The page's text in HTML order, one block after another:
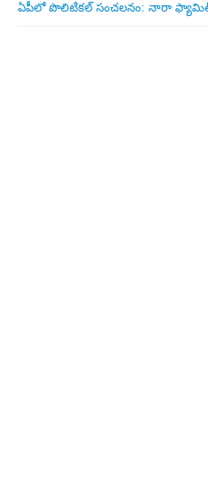
ఏపీలో పొలిటిక‌ల్ సంచ‌ల‌నం: నారా ఫ్యామిలీ